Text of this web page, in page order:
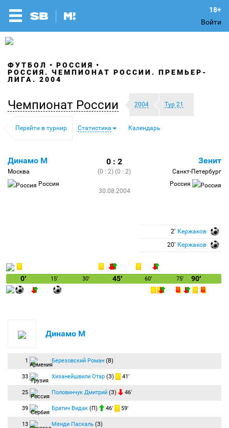
Войти
ФУТБОЛ
РОССИЯ
РОССИЯ. ЧЕМПИОНАТ РОССИИ. ПРЕМЬЕР-
ЛИГА. 2004
Чемпионат России 2004 Тур 21
Перейти в турнир Статистика Календарь
Динамо М
Москва
Россия
0 : 2
(0 : 2) (0 : 2)
30.08.2004
Зенит
Санкт-Петербург
Россия
2′ Кержаков
20′ Кержаков
0′ 15′ 30′ 45′ 60′ 75′ 90′
Динамо М
1 Березовский Роман (В)
33 Хизанейшвили Отар (З) 41′
25 Половинчук Дмитрий (З) 46′
39 Братич Видак (П) 46′ 59′
13 Менди Паскаль (З)